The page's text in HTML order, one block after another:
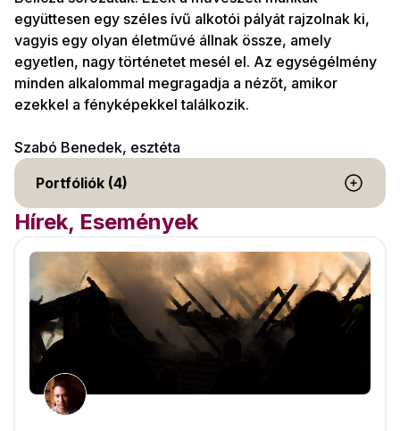
együttesen egy széles ívű alkotói pályát rajzolnak ki,
vagyis egy olyan életművé állnak össze, amely
egyetlen, nagy történetet mesél el. Az egységélmény
minden alkalommal megragadja a nézőt, amikor
ezekkel a fényképekkel találkozik.
Szabó Benedek, esztéta
Portfóliók (4)
Hírek, Események